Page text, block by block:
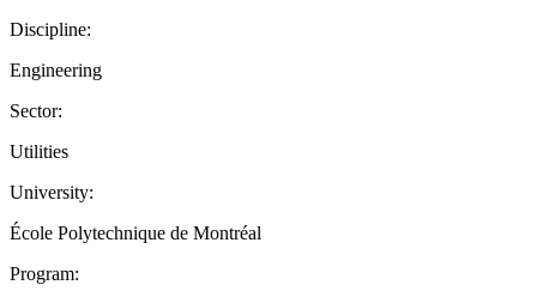
Discipline:
Engineering
Sector:
Utilities
University:
École Polytechnique de Montréal
Program: